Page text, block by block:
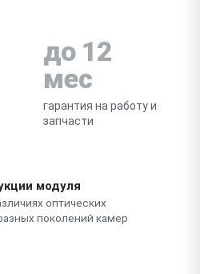
до 12
мес
гарантия на работу и
запчасти
модуля
оптических
поколений камер